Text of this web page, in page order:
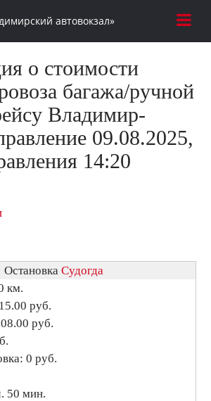
автовокзал»
о стоимости
багажа/ручной
Владимир-
09.08.2025,
14:20
Остановка Судогда
км.
руб.
руб.
0 руб.
50 мин.